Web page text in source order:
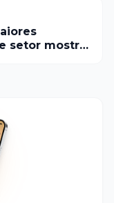
setor mostra